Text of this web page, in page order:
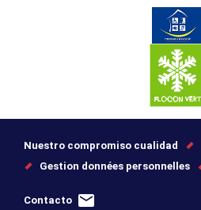
Nuestro compromiso cualidad
Gestion données personnelles
Contacto